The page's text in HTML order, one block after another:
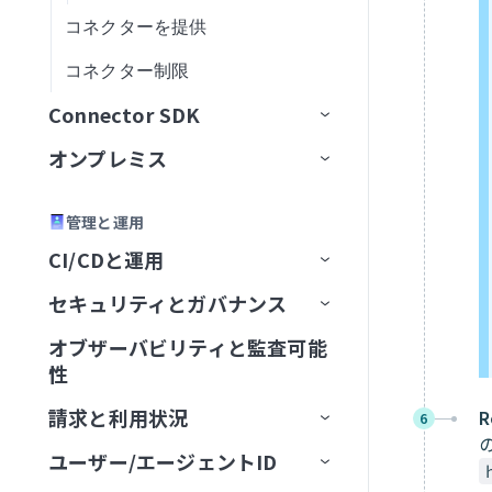
ードをエクスポート
新規標準レコードをエクス
ポート
レコードを取得
一括データをインポート
エンティティを一覧表示
データの読み込みとインポ
ファイルプレフィックスで
ドキュメントを検索
レコードを検索（バッチ）
高度なクエリを使用してレ
コードを検索（バッチ）
送信してフローインスタン
スIDを取得
ESSジョブリクエストを送
連絡先を一覧表示
連絡先を検索
連絡先を更新
連絡先を削除
メールを送信
メール添付ファイルをダウ
ョンワークフローステップ
アルタイム）
スケジュール済みテーブル
得
添付ファイルをダウンロー
ド
よび更新
QuickBooks Onlineランタイ
ムエラーのトラブルシュー
ョンエラーのトラブルシュ
出し
レシピ関数を同期的に呼び
出し
レシピ関数からデータを返
非同期呼び出しの待機
アカウント認証情報の更新
に失敗しました
アカウントが切断されまし
APIポリシークォータ違反
APIポリシーレート制限違反
APIリクエストタイムアウト
デプロイメント承認済み
ジョブ履歴を検索
レシピを検索
スタートレシピ
レシピを停止
削除アクション
カスタムSQLを実行
長時間クエリカスタムSQL
を実行
請求書
タイムシートが更新済み
新規会社レベル通話
新規イベント
新規SMS
信
SMSを送信
プロセス詳細を取得
部門を一覧表示（batch）
部門別にプロセスを一覧表
示(バッチ)
新規AR支払い
新規連絡先
新規経費
新規請求書
新規項目
新規プロジェクト
アクション
ベンダーを作成
ベンダーを更新
トラブルシューティング
Intacct実行時エラーのトラ
ブルシューティング
Custom OAuth profileを作成
承認プロセス
バッチ操作
バルク操作
オブジェクト関係
リアルタイムトリガー
コネクション設定
トリガー
新しい経費レポートの送信
新しい経費レポート
新規/更新済み経費レポート
新規/更新済み請求書
アクション
リスト項目を作成
ユーザーを作成
ユーザーを作成（batch）
Concur API移行ガイド
SAP RFC
コネクション設定
RFC宛先を作成
IDocsを設定
統合ユーザーを作成
SAP OData
コネクション設定
Basic認証設定
クライアント証明書認証設定
OAuth2セットアップ
SAP SuccessFactors
コネクション設定
ナビゲーションフィールドの
使用
トリガー
SendGrid
コネクション設定
ServiceNow
コネクション設定
マシンセッションを取得
プロセスを取得
IDでキューを取得
キュー項目を取得
キューを取得
ロボットを取得
キュー項目をマーク
フォルダを検索
ジョブを開始
キュー項目の処理を開始
レコードをアップロード
レコードを検索
レコードの更新
レコードの更新
タソースをプッシュ
カスタムプロバイダーの新
規データソースを登録
IDによるレコード詳細の取
新規/更新済みレコード
アクション
IDによるレコード詳細の取
IDでエージェントを取得
エージェントを一覧表示
アクション
XMLを作成
前提条件
コネクション設定
トリガー
新規イベント
チ
新規/更新済みレコード
アクション
チケットをクローズ
レコードの作成
レコードの削除
得
レコードを一覧表示
コネクターを提供
コネクター制限
Connector SDK
プラットフォームクイックス
テストコードタブ
バージョン管理
コネクターを共有
Connector SDKのFAQ
ハウツーガイド
最初のコネクターを構築
OpenAPI仕様によるコネクタ
の生成
基本認証
APIキー
データ形式の処理
JSONの処理
アクションの構築
SDKリファレンス
コネクターキーリファレン
ス
認可
test
HTTPメソッド
利用可能なRubyメソッド
CLI
はじめに
ガイド
CLI - test: lambda
Connector SDKの制限
オンプレミス
グループを作成
グループステータス
設定
オンプレミスエージェント
エージェントを追加
Windowsパッケージ
Linux RPMパッケージ
macOSパッケージ
エージェントを実行
エージェントをアップグレード
設定
オンプレミスコネクション
概要
コネクションプロファイル
FAQ
OPA Smart Shunt
オンプレミストラブルシュー
ティング
セットアップとインストールの
問題
オンプレミスの制限
管理と運用
CI/CDと運用
Environment
概要
コラボレーターアクセス
アセットのデプロイ
レシピライフサイクルマネジ
メント
概要
レシピバージョン
オペレーションハブダッシュ
セキュリティとガバナンス
セキュリティコンプライアン
スフレームワーク
PCI-DSSレベル1
ISO 27001
暗号化キー管理
Enterprise Key Management
コネクション認証情報
オブザーバビリティと監査可能
性
請求と利用状況
プラットフォームのエディション
ユーザー/エージェントID
6